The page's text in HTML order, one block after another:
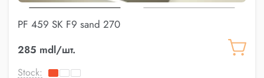
PF 459 SK F9 sand 270
285 mdl/шт.
Stock: